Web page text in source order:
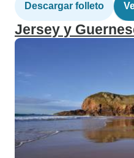
Descargar folleto
Jersey y